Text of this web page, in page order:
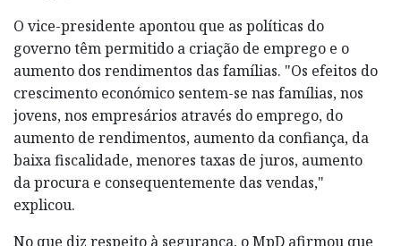
O vice-presidente apontou que as políticas do
governo têm permitido a criação de emprego e o
aumento dos rendimentos das famílias. "Os efeitos do
crescimento económico sentem-se nas famílias, nos
jovens, nos empresários através do emprego, do
aumento de rendimentos, aumento da confiança, da
baixa fiscalidade, menores taxas de juros, aumento
da procura e consequentemente das vendas,"
explicou.
No que diz respeito à segurança, o MpD afirmou que